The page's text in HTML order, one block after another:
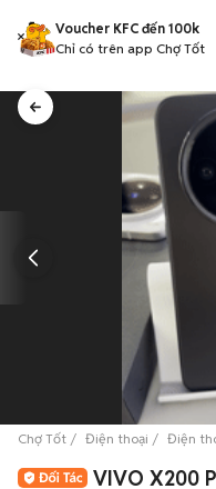
Voucher KFC đến 100k
Chỉ có trên app Chợ Tốt
Chợ Tốt Điện thoại Điện
VIVO X200